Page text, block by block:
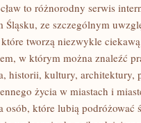
to różnorodny serwis
Śląsku, ze szczególnym
tworzą niezwykle
w którym można znaleźć
historii, kultury, architektury,
życia w miastach i
osób, które lubią podróżować